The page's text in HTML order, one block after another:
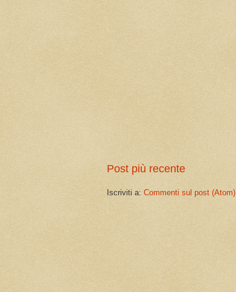
Post più recente
Iscriviti a: Commenti sul post (Atom)